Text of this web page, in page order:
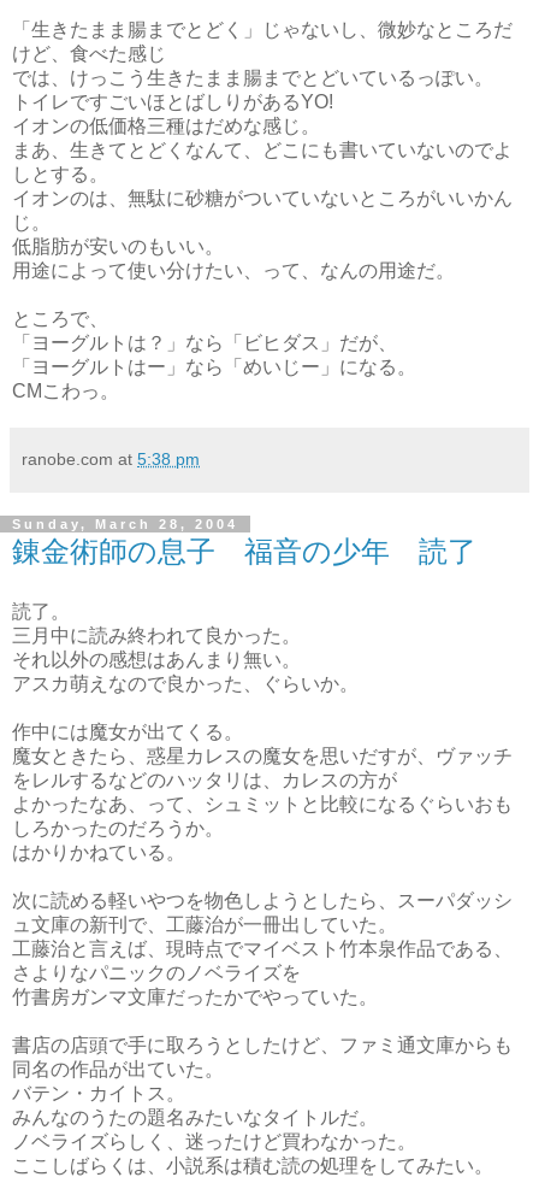
「生きたまま腸までとどく」じゃないし、微妙なところだ
けど、食べた感じ
では、けっこう生きたまま腸までとどいているっぽい。
トイレですごいほとばしりがあるYO!
イオンの低価格三種はだめな感じ。
まあ、生きてとどくなんて、どこにも書いていないのでよ
しとする。
イオンのは、無駄に砂糖がついていないところがいいかん
じ。
低脂肪が安いのもいい。
用途によって使い分けたい、って、なんの用途だ。
ところで、
「ヨーグルトは？」なら「ビヒダス」だが、
「ヨーグルトはー」なら「めいじー」になる。
CMこわっ。
ranobe.com at 5:38 pm
Sunday, March 28, 2004
錬金術師の息子 福音の少年 読了
読了。
三月中に読み終われて良かった。
それ以外の感想はあんまり無い。
アスカ萌えなので良かった、ぐらいか。
作中には魔女が出てくる。
魔女ときたら、惑星カレスの魔女を思いだすが、ヴァッチ
をレルするなどのハッタリは、カレスの方が
よかったなあ、って、シュミットと比較になるぐらいおも
しろかったのだろうか。
はかりかねている。
次に読める軽いやつを物色しようとしたら、スーパダッシ
ュ文庫の新刊で、工藤治が一冊出していた。
工藤治と言えば、現時点でマイベスト竹本泉作品である、
さよりなパニックのノベライズを
竹書房ガンマ文庫だったかでやっていた。
書店の店頭で手に取ろうとしたけど、ファミ通文庫からも
同名の作品が出ていた。
バテン・カイトス。
みんなのうたの題名みたいなタイトルだ。
ノベライズらしく、迷ったけど買わなかった。
ここしばらくは、小説系は積む読の処理をしてみたい。